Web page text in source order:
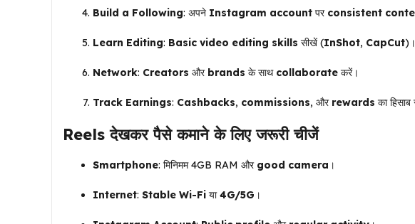
Build a Following: अपने Instagram account पर consistent
Learn Editing: Basic video editing skills सीखें (InShot, CapCut)।
Network: Creators और brands के साथ collaborate करें।
Track Earnings: Cashbacks, commissions, और rewards का
Reels देखकर पैसे कमाने के लिए जरूरी चीजें
Smartphone: मिनिमम 4GB RAM और good camera ।
Internet: Stable Wi-Fi या4G/5G ।